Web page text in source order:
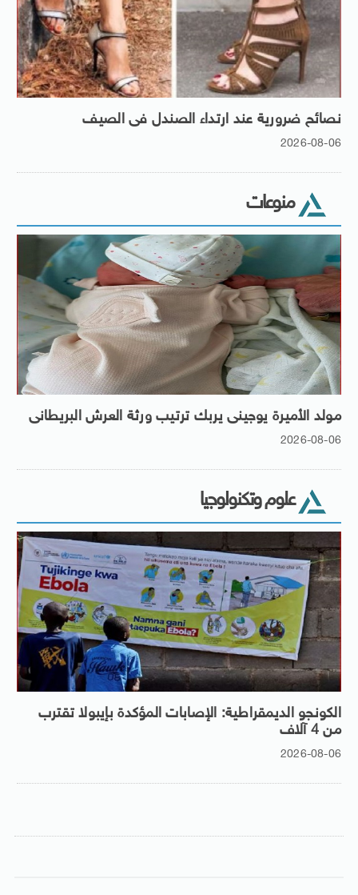
نصائح ضرورية عند ارتداء الصندل فى الصيف
2026-08-06
منوعات
مولد الأميرة يوجينى يربك ترتيب ورثة العرش البريطانى
2026-08-06
علوم وتكنولوجيا
الكونجو الديمقراطية: الإصابات المؤكدة بإيبولا تقترب
من 4 آلاف
2026-08-06